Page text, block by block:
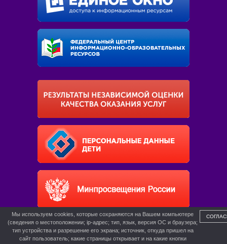
Мы используем cookies, которые сохраняются на Вашем компьютере
(сведения о местоположении; ip-адрес; тип, язык, версия ОС и браузера;
тип устройства и разрешение его экрана; источник, откуда пришел на
сайт пользователь; какие страницы открывает и на какие кнопки